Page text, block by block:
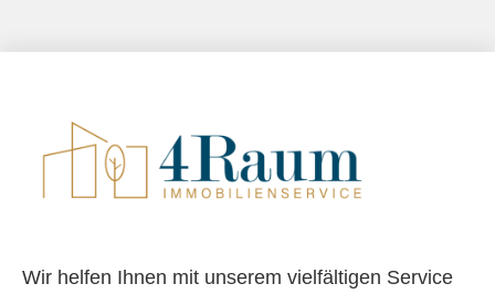
Wir helfen Ihnen mit unserem vielfältigen Service